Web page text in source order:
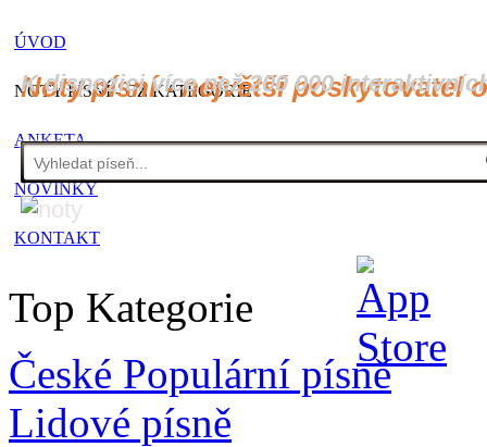
ÚVOD
NOTY PÍSNÍ - CZ KATEGORIE
ANKETA
NOVINKY
KONTAKT
Noty písní - největší poskytovatel
K dispozici více než 200 000
Top Kategorie
České Populární písně
Lidové písně